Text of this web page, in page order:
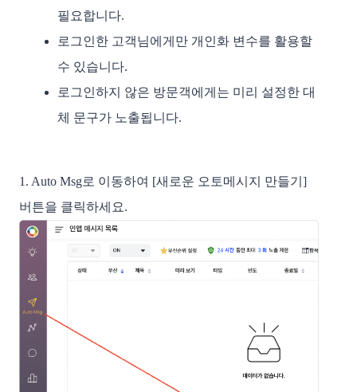
필요합니다.
로그인한 고객님에게만 개인화 변수를 활용할
수 있습니다.
로그인하지 않은 방문객에게는 미리 설정한 대
체 문구가 노출됩니다.
1. Auto Msg로 이동하여 [새로운 오토메시지 만들기]
버튼을 클릭하세요.